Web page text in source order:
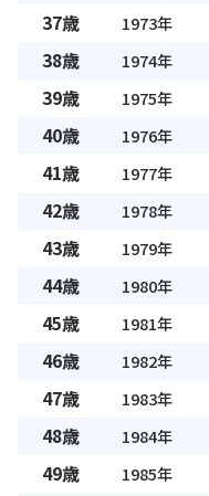
37歳 1973年
38歳 1974年
39歳 1975年
40歳 1976年
41歳 1977年
42歳 1978年
43歳 1979年
44歳 1980年
45歳 1981年
46歳 1982年
47歳 1983年
48歳 1984年
49歳 1985年